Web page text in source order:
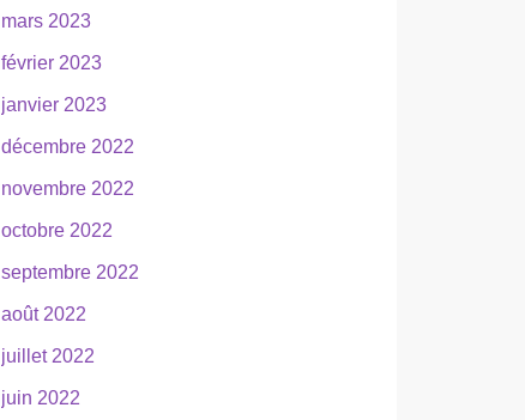
mars 2023
février 2023
janvier 2023
décembre 2022
novembre 2022
octobre 2022
septembre 2022
août 2022
juillet 2022
juin 2022